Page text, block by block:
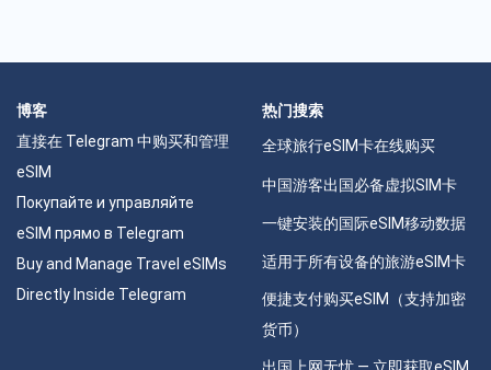
博客
直接在 Telegram 中购买和管理
eSIM
Покупайте и управляйте
eSIM прямо в Telegram
Buy and Manage Travel eSIMs
Directly Inside Telegram
热门搜索
全球旅行eSIM卡在线购买
中国游客出国必备虚拟SIM卡
一键安装的国际eSIM移动数据
适用于所有设备的旅游eSIM卡
便捷支付购买eSIM（支持加密
货币）